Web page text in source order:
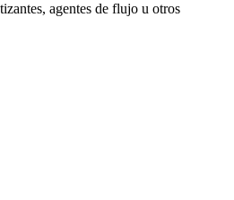
agentes de flujo u otros